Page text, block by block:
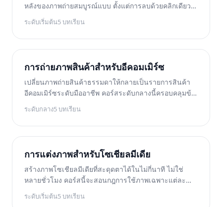
หลังของภาพถ่ายสมบูรณ์แบบ ตั้งแต่การลบด้วยคลิกเดียว
ไปจนถึงงานปรับขอบอย่างละเอียดและการสลับพื้นหลังเชิง
สร้างสรรค์ คอร์สนี้จะมอบทักษะให้คุณสร้างภาพคุณภาพระ
ดับสตูดิโอจากภาพต้นฉบับใด ๆ ก็ได้
ระดับเริ่มต้น5บทเรียน
การถ่ายภาพสินค้าสำหรับอีคอมเมิร์ซ
เปลี่ยนภาพถ่ายสินค้าธรรมดาให้กลายเป็นรายการสินค้า
อีคอมเมิร์ซระดับมืออาชีพ คอร์สระดับกลางนี้ครอบคลุมข้อ
กำหนดของมาร์เก็ตเพลส เทคนิคพื้นหลังสีขาว การแปลง
ภาพไลฟ์สไตล์ให้เป็นสไตล์สตูดิโอ การแก้ไขแคตตาล็อก
แบบกลุ่ม และกลยุทธ์การปรับแต่งภาพที่ช่วยเพิ่มอัตราการ
แปลงให้สูงขึ้น
ระดับกลาง5บทเรียน
การแต่งภาพสำหรับโซเชียลมีเดีย
สร้างภาพโซเชียลมีเดียที่สะดุดตาได้ในไม่กี่นาที ไม่ใช่
หลายชั่วโมง คอร์สนี้จะสอนกฎการใช้ภาพเฉพาะแต่ละ
แพลตฟอร์ม เทคนิคการแต่งภาพให้ดึงดูดความสนใจ การ
สร้างคอนเทนต์ที่สอดคล้องกับแบรนด์ เวิร์กโฟลว์การผลิต
ระดับเริ่มต้น5บทเรียน